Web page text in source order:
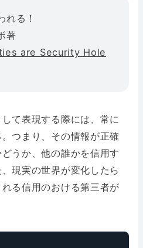
れる！
著
are Security Hole
て表現する際には、常に
つまり、その情報が正確
うか、他の誰かを信用す
現実の世界が変化したら
る信用のおける第三者が